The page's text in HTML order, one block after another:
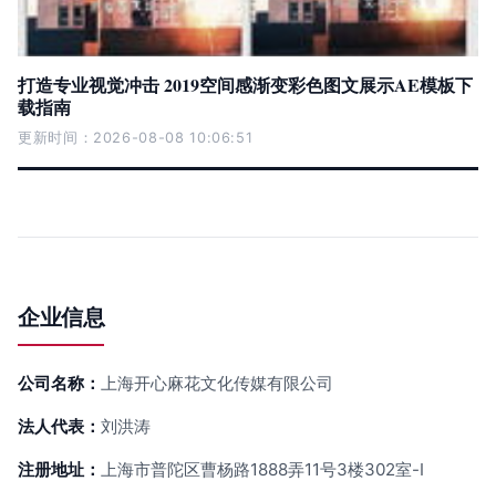
打造专业视觉冲击 2019空间感渐变彩色图文展示AE模板下
载指南
更新时间：2026-08-08 10:06:51
企业信息
公司名称： 上海开心麻花文化传媒有限公司
法人代表： 刘洪涛
注册地址： 上海市普陀区曹杨路1888弄11号3楼302室-I